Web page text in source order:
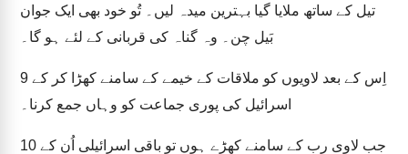
تیل کے ساتھ ملایا گیا بہترین میدہ لیں۔ تُو خود بھی ایک جوان
بَیل چن۔ وہ گناہ کی قربانی کے لئے ہو گا۔
9
اسرائیل کی پوری جماعت کو وہاں جمع کرنا۔
10